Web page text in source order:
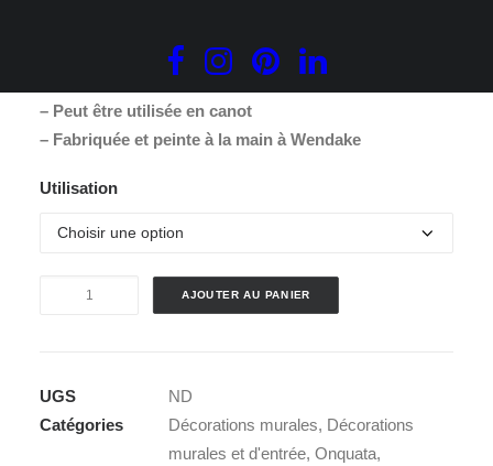
195.00 $
à
– Peut être utilisée en canot
– Fabriquée et peinte à la main à Wendake
Utilisation
quantité
extérieure
-
AJOUTER AU PANIER
UGS
ND
Catégories
Décorations murales, Décorations
murales et d'entrée, Onquata,